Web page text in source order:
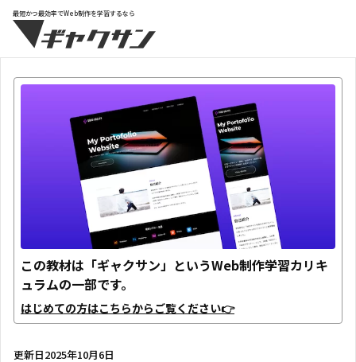
最短かつ最効率でWeb制作を学習するなら
この教材は「ギャクサン」というWeb制作学習カリキ
ュラムの一部です。
はじめての方はこちらからご覧ください👉
更新日2025年10月6日